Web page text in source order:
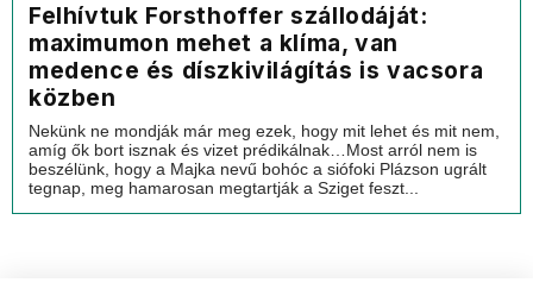
Felhívtuk Forsthoffer szállodáját:
maximumon mehet a klíma, van
medence és díszkivilágítás is vacsora
közben
Nekünk ne mondják már meg ezek, hogy mit lehet és mit nem,
amíg ők bort isznak és vizet prédikálnak…Most arról nem is
beszélünk, hogy a Majka nevű bohóc a siófoki Plázson ugrált
tegnap, meg hamarosan megtartják a Sziget feszt...